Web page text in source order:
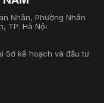
Nhân, Phường Nhân
TP. Hà Nội
Sở kế hoạch và đầu tư